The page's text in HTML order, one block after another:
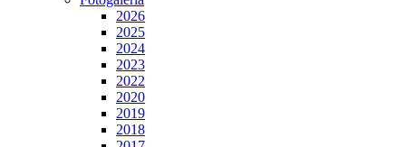
2026
2025
2024
2023
2022
2020
2019
2018